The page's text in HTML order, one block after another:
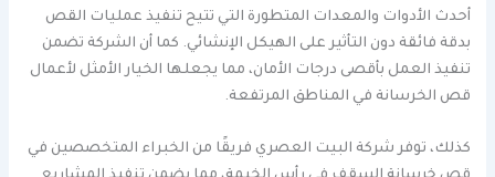
أحدث الأدوات والمعدات المتطورة التي تتيح تنفيذ عمليات القص
بدقة فائقة دون التأثير على الهيكل الإنشائي. كما أن الشركة تضمن
تنفيذ العمل بأقصى درجات الأمان، مما يجعلها الخيار الأمثل لأعمال
قص الخرسانة في المناطق المرتفعة.
كذلك، توفر شركة البيت العصري فريقًا من الخبراء المتخصصين في